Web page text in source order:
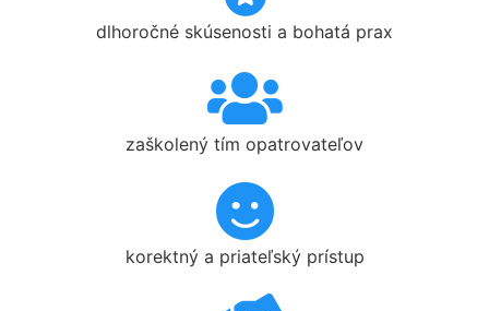
dlhoročné skúsenosti a bohatá prax
zaškolený tím opatrovateľov
korektný a priateľský prístup